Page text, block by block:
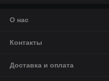
О нас
Контакты
Доставка и оплата